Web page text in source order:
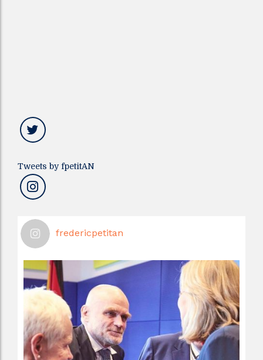
Tweets by fpetitAN
fredericpetitan